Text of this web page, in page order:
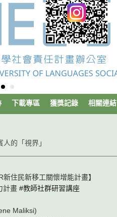
下載專區 獲獎記錄 相關連結
的「視界」
新住民新移工關懷增能計畫】
計畫 #教師社群研習講座
Maliksi)